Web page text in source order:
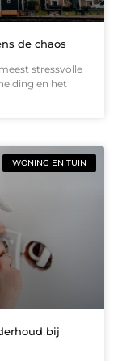
de chaos
stressvolle
en het
WONING EN TUIN
bij